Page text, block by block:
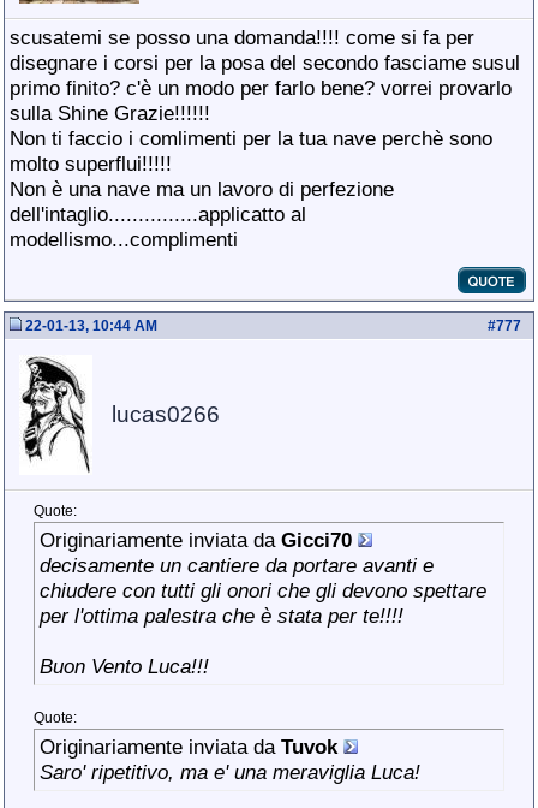
scusatemi se posso una domanda!!!! come si fa per
disegnare i corsi per la posa del secondo fasciame susul
primo finito? c'è un modo per farlo bene? vorrei provarlo
sulla Shine Grazie!!!!!!
Non ti faccio i comlimenti per la tua nave perchè sono
molto superflui!!!!!
Non è una nave ma un lavoro di perfezione
dell'intaglio...............applicatto al
modellismo...complimenti
#777
22-01-13, 10:44 AM
lucas0266
Quote:
Originariamente inviata da Gicci70
decisamente un cantiere da portare avanti e
chiudere con tutti gli onori che gli devono spettare
per l'ottima palestra che è stata per te!!!!
Buon Vento Luca!!!
Quote:
Originariamente inviata da Tuvok
Saro' ripetitivo, ma e' una meraviglia Luca!